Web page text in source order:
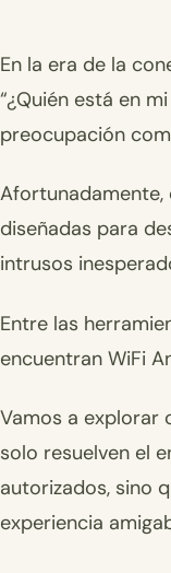
En la era de la
“¿Quién está en
preocupación
Afortunadamente,
diseñadas para
intrusos
Entre las
encuentran WiFi
Vamos a explorar
solo resuelven el
autorizados, sino
experiencia